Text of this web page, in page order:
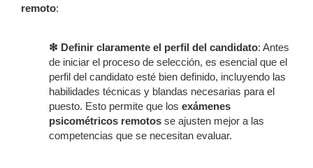
remoto:
❇ Definir claramente el perfil del candidato: Antes
de iniciar el proceso de selección, es esencial que el
perfil del candidato esté bien definido, incluyendo las
habilidades técnicas y blandas necesarias para el
puesto. Esto permite que los exámenes
psicométricos remotos se ajusten mejor a las
competencias que se necesitan evaluar.